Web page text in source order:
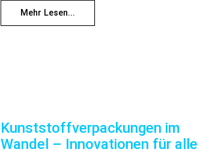
Mehr Lesen...
Kunststoffverpackungen im
Wandel – Innovationen für alle